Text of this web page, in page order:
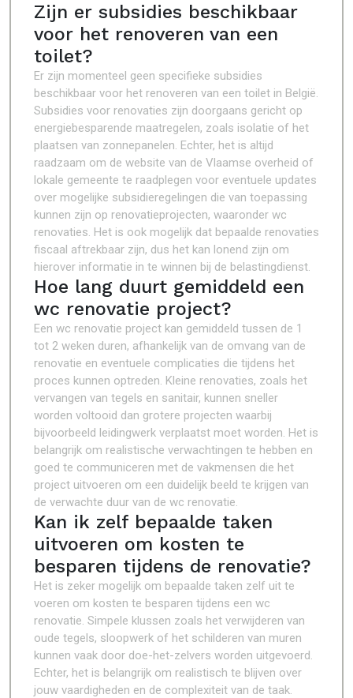
Zijn er subsidies beschikbaar
voor het renoveren van een
toilet?
Er zijn momenteel geen specifieke subsidies
beschikbaar voor het renoveren van een toilet in België.
Subsidies voor renovaties zijn doorgaans gericht op
energiebesparende maatregelen, zoals isolatie of het
plaatsen van zonnepanelen. Echter, het is altijd
raadzaam om de website van de Vlaamse overheid of
lokale gemeente te raadplegen voor eventuele updates
over mogelijke subsidieregelingen die van toepassing
kunnen zijn op renovatieprojecten, waaronder wc
renovaties. Het is ook mogelijk dat bepaalde renovaties
fiscaal aftrekbaar zijn, dus het kan lonend zijn om
hierover informatie in te winnen bij de belastingdienst.
Hoe lang duurt gemiddeld een
wc renovatie project?
Een wc renovatie project kan gemiddeld tussen de 1
tot 2 weken duren, afhankelijk van de omvang van de
renovatie en eventuele complicaties die tijdens het
proces kunnen optreden. Kleine renovaties, zoals het
vervangen van tegels en sanitair, kunnen sneller
worden voltooid dan grotere projecten waarbij
bijvoorbeeld leidingwerk verplaatst moet worden. Het is
belangrijk om realistische verwachtingen te hebben en
goed te communiceren met de vakmensen die het
project uitvoeren om een duidelijk beeld te krijgen van
de verwachte duur van de wc renovatie.
Kan ik zelf bepaalde taken
uitvoeren om kosten te
besparen tijdens de renovatie?
Het is zeker mogelijk om bepaalde taken zelf uit te
voeren om kosten te besparen tijdens een wc
renovatie. Simpele klussen zoals het verwijderen van
oude tegels, sloopwerk of het schilderen van muren
kunnen vaak door doe-het-zelvers worden uitgevoerd.
Echter, het is belangrijk om realistisch te blijven over
jouw vaardigheden en de complexiteit van de taak.